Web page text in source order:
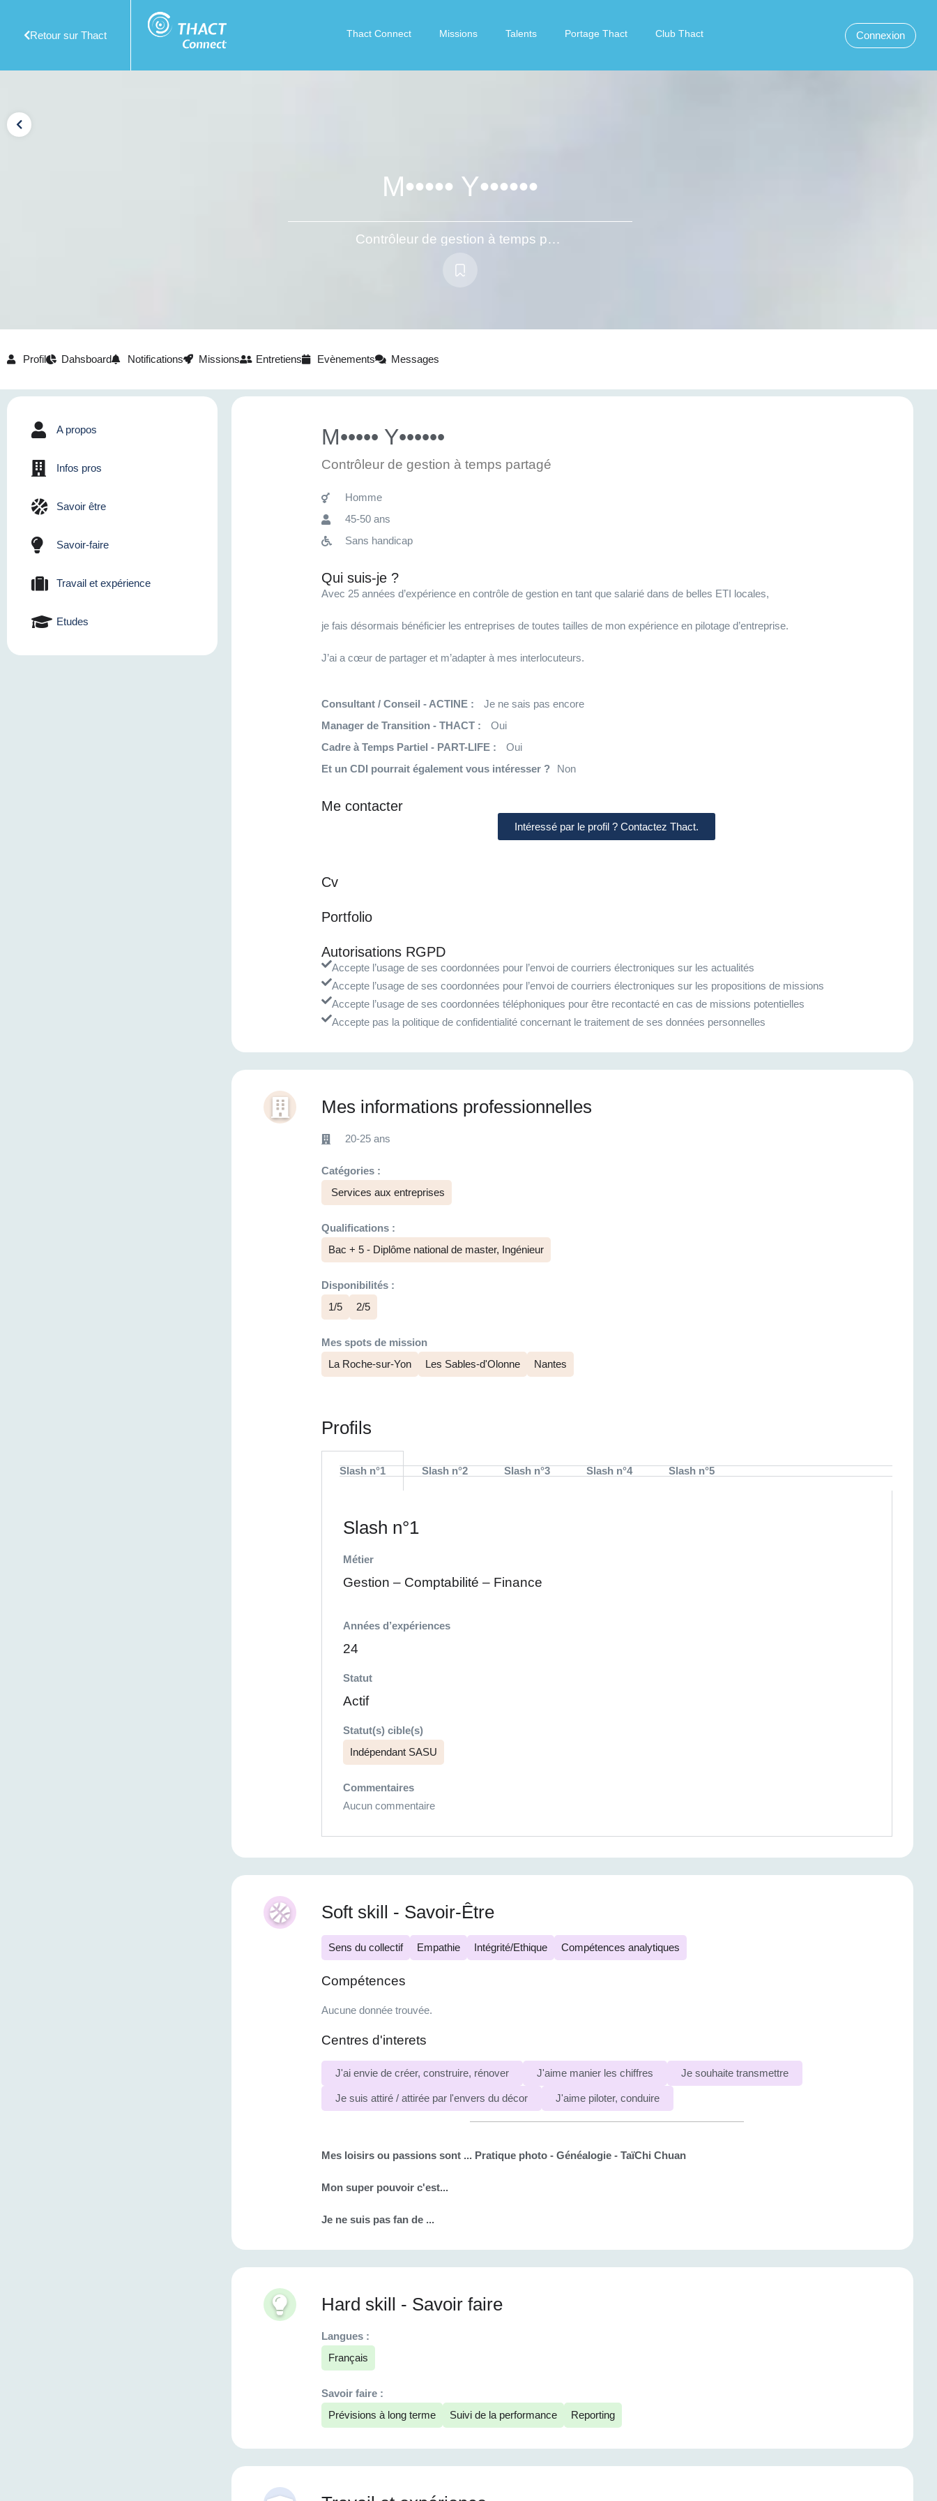
Retour sur Thact Thact Connect Missions Talents Portage Thact Club Thact Connexion
M••••• Y••••••
Contrôleur de gestion à temps partagé
Profil Dahsboard Notifications Missions Entretiens Evènements Messages
A propos
Infos pros
Savoir être
Savoir-faire
Travail et expérience
Etudes
M••••• Y••••••
Contrôleur de gestion à temps partagé
Homme
45-50 ans
Sans handicap
Qui suis-je ?
Avec 25 années d’expérience en contrôle de gestion en tant que salarié dans de belles ETI locales,
je fais désormais bénéficier les entreprises de toutes tailles de mon expérience en pilotage d’entreprise.
J’ai a cœur de partager et m’adapter à mes interlocuteurs.
Consultant / Conseil - ACTINE :
Je ne sais pas encore
Manager de Transition - THACT :
Oui
Cadre à Temps Partiel - PART-LIFE :
Oui
Et un CDI pourrait également vous intéresser ?
Non
Me contacter
Intéressé par le profil ? Contactez Thact.
Cv
Portfolio
Autorisations RGPD
Accepte l’usage de ses coordonnées pour l’envoi de courriers électroniques sur les actualités
Accepte l’usage de ses coordonnées pour l’envoi de courriers électroniques sur les propositions de missions
Accepte l’usage de ses coordonnées téléphoniques pour être recontacté en cas de missions potentielles
Accepte pas la politique de confidentialité concernant le traitement de ses données personnelles
Mes informations professionnelles
20-25 ans
Catégories :
Services aux entreprises
Qualifications :
Bac + 5 - Diplôme national de master, Ingénieur
Disponibilités :
1/5
2/5
Mes spots de mission
La Roche-sur-Yon
Les Sables-d'Olonne Nantes
Profils
Slash n°1 Slash n°2 Slash n°3 Slash n°4 Slash n°5
Slash n°1
Métier
Gestion – Comptabilité – Finance
Années d’expériences
24
Statut
Actif
Statut(s) cible(s)
Indépendant SASU
Commentaires
Aucun commentaire
Soft skill - Savoir-Être
Sens du collectif Empathie Intégrité/Ethique Compétences analytiques
Compétences
Aucune donnée trouvée.
Centres d'interets
J'ai envie de créer, construire, rénover J'aime manier les chiffres Je souhaite transmettre
Je suis attiré / attirée par l'envers du décor J'aime piloter, conduire
Mes loisirs ou passions sont ... Pratique photo - Généalogie - TaïChi Chuan
Mon super pouvoir c'est...
Je ne suis pas fan de ...
Hard skill - Savoir faire
Langues :
Français
Savoir faire :
Prévisions à long terme
Suivi de la performance Reporting